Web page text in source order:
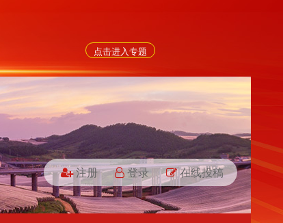
点击进入专题
注册 登录 在线投稿